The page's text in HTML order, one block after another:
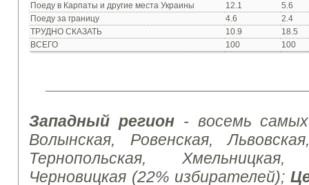
Поеду в Карпаты и другие места Украины
12.1
5.6
Поеду за границу
4.6
2.4
ТРУДНО СКАЗАТЬ
10.9
18.5
ВСЕГО
100 100
Западный регион - восемь
Волынская, Ровенская,
Тернопольская,
Черновицкая (22% избирателей);